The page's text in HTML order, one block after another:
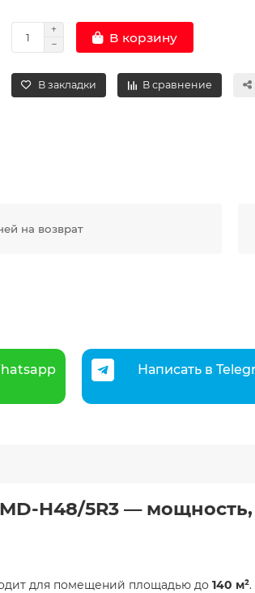
В корзину
В закладки В сравнение
на возврат
Написать в
H48/5R3 —
для помещений площадью до 140 м²